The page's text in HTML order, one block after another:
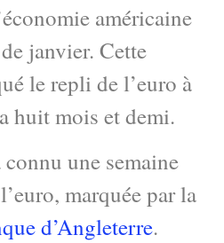
américaine
janvier. Cette
le repli de l’euro à
huit mois et demi.
une semaine
marquée par la
d’Angleterre.